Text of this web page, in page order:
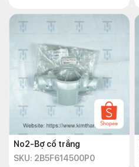
No2-Bợ cổ trắng
SKU: 2B5F614500P0